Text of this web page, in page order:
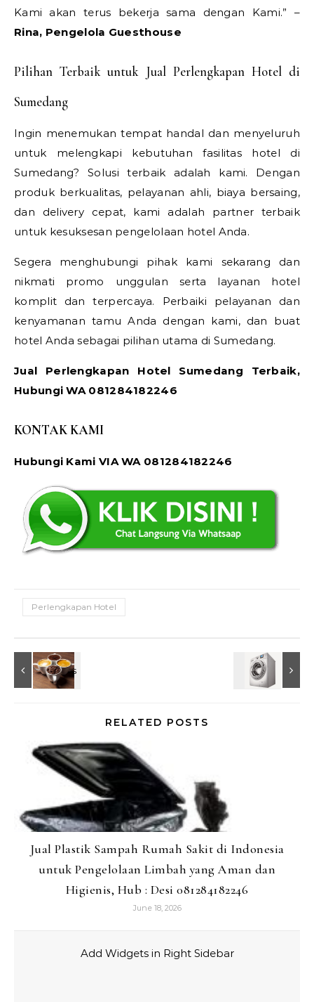
Kami akan terus bekerja sama dengan Kami.” –
Rina, Pengelola Guesthouse
Pilihan Terbaik untuk Jual Perlengkapan Hotel di
Sumedang
Ingin menemukan tempat handal dan menyeluruh
untuk melengkapi kebutuhan fasilitas hotel di
Sumedang? Solusi terbaik adalah kami. Dengan
produk berkualitas, pelayanan ahli, biaya bersaing,
dan delivery cepat, kami adalah partner terbaik
untuk kesuksesan pengelolaan hotel Anda.
Segera menghubungi pihak kami sekarang dan
nikmati promo unggulan serta layanan hotel
komplit dan terpercaya. Perbaiki pelayanan dan
kenyamanan tamu Anda dengan kami, dan buat
hotel Anda sebagai pilihan utama di Sumedang.
Jual Perlengkapan Hotel Sumedang Terbaik,
Hubungi WA 081284182246
KONTAK KAMI
Hubungi Kami VIA WA 081284182246
Perlengkapan Hotel
RELATED POSTS
Jual Plastik Sampah Rumah Sakit di Indonesia
untuk Pengelolaan Limbah yang Aman dan
Higienis, Hub : Desi 081284182246
June 18, 2026
Add Widgets in Right Sidebar